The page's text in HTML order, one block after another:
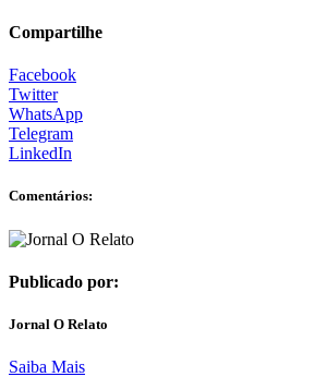
Compartilhe
Facebook
Twitter
WhatsApp
Telegram
LinkedIn
Comentários:
Publicado por:
Jornal O Relato
Saiba Mais